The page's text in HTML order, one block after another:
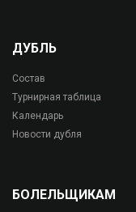
ДУБЛЬ
Состав
Турнирная таблица
Календарь
Новости дубля
БОЛЕЛЬЩИКАМ